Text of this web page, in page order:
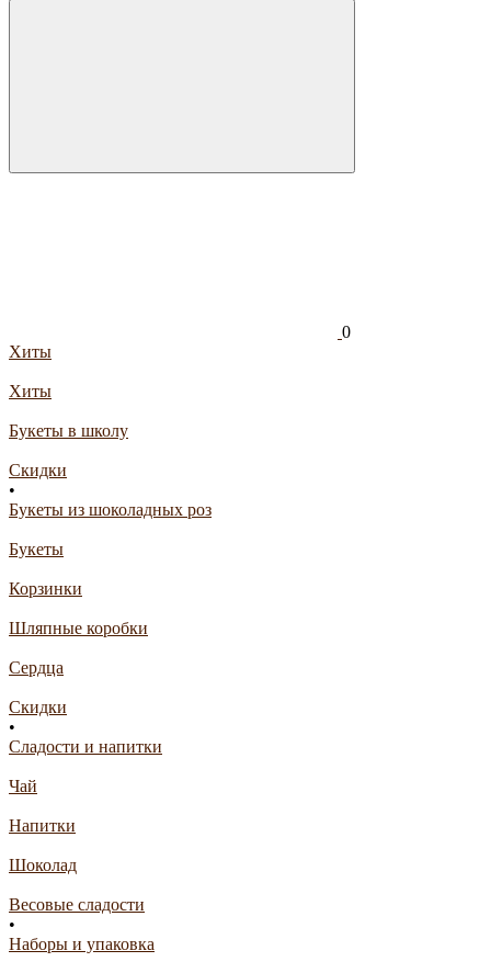
0
Хиты
Хиты
Букеты в школу
Скидки
•
Букеты из шоколадных роз
Букеты
Корзинки
Шляпные коробки
Сердца
Скидки
•
Сладости и напитки
Чай
Напитки
Шоколад
Весовые сладости
•
Наборы и упаковка